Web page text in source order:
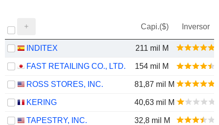
Capi.($) Inversor
INDITEX 211 mil M
FAST RETAILING CO., LTD. 154 mil M
ROSS STORES, INC. 81,87 mil M
KERING 40,63 mil M
TAPESTRY, INC. 32,8 mil M